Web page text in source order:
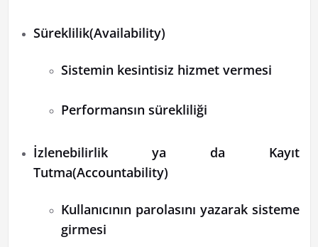
Süreklilik(Availability)
Sistemin kesintisiz hizmet vermesi
Performansın sürekliliği
İzlenebilirlik ya da Kayıt
Tutma(Accountability)
Kullanıcının parolasını yazarak sisteme
girmesi